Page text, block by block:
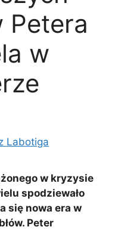
Petera
w
Labotiga
w kryzysie
spodziewało
się nowa era w
Peter